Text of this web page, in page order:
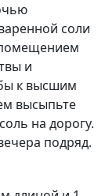
соли
и
к высшим
высыпьте
на дорогу.
подряд.